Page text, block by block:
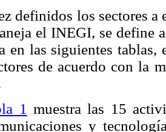
definidos los sectores
el INEGI, se define
en las siguientes tablas,
de acuerdo con la
1 muestra las 15
y